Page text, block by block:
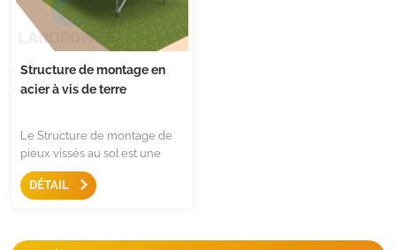
Structure de montage en
acier à vis de terre
Le Structure de montage de
pieux vissés au sol est une
solution de montage robuste
pour les zones ouvertes, ils
d'extraction plus élevée et
DÉTAIL